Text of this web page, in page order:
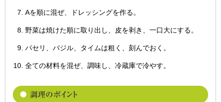
Aを順に混ぜ、ドレッシングを作る。
野菜は焼けた順に取り出し、皮を剥き、一口大にする。
パセリ、バジル、タイムは粗く、刻んでおく。
全ての材料を混ぜ、調味し、冷蔵庫で冷やす。